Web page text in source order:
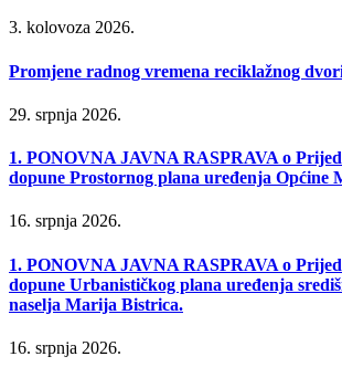
3. kolovoza 2026.
Promjene radnog vremena reciklažnog
29. srpnja 2026.
1. PONOVNA JAVNA RASPRAVA o
dopune Prostornog plana uređenja Općine
16. srpnja 2026.
1. PONOVNA JAVNA RASPRAVA o
dopune Urbanističkog plana uređenja
naselja Marija Bistrica.
16. srpnja 2026.